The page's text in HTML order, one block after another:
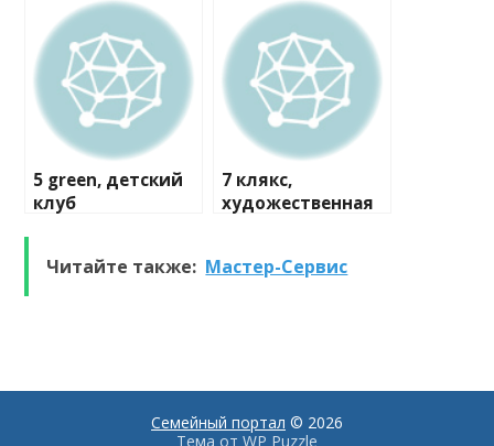
5 green, детский
клуб
7 клякс,
художественная
Читайте также: Мастер-Сервис
Семейный портал © 2026
Тема от WP Puzzle